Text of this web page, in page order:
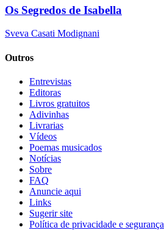
Os Segredos de Isabella
Sveva Casati Modignani
Outros
Entrevistas
Editoras
Livros gratuitos
Adivinhas
Livrarias
Vídeos
Poemas musicados
Notícias
Sobre
FAQ
Anuncie aqui
Links
Sugerir site
Política de privacidade e segurança